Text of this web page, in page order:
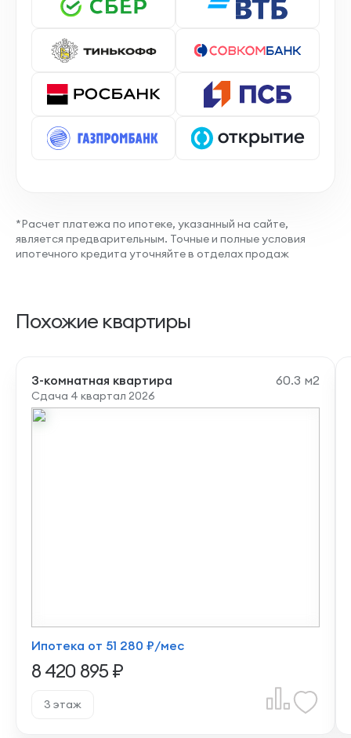
*Расчет платежа по ипотеке, указанный на сайте,
является предварительным. Точные и полные условия
ипотечного кредита уточняйте в отделах продаж
Похожие квартиры
3-комнатная квартира 60.3 м2
Сдача 4 квартал 2026
Ипотека от 51 280 ₽/мес
8 420 895 ₽
3 этаж